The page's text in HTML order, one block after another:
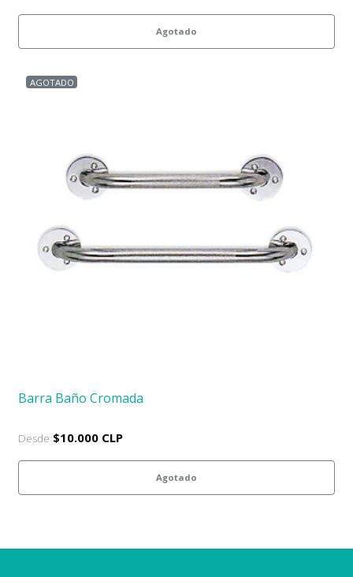
Agotado
AGOTADO
Barra Baño Cromada
Desde $10.000 CLP
Agotado